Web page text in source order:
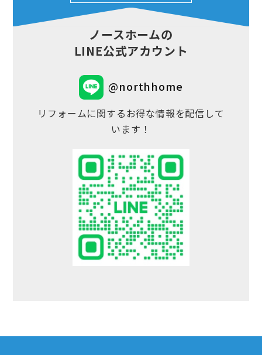
ノースホームの
LINE公式アカウント
@northhome
リフォームに関するお得な情報を配信して
います！